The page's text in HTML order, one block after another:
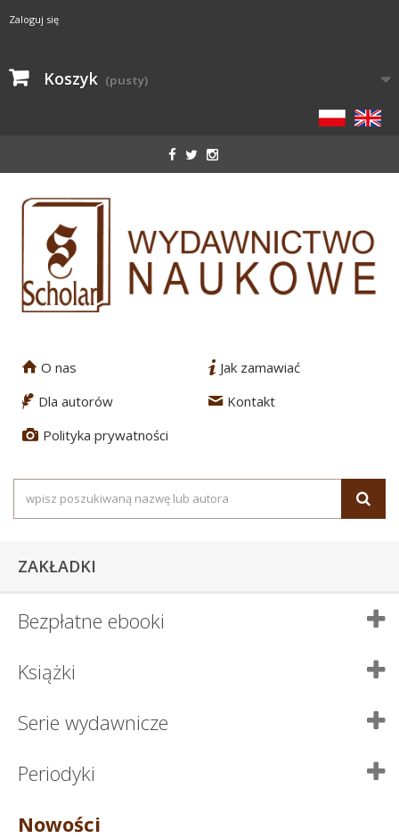
Zaloguj się
Koszyk (pusty)
1 O nas 2 Jak zamawiać
3 Dla autorów 4 Kontakt
5 Polityka prywatności
ZAKŁADKI
Bezpłatne ebooki
Książki
Serie wydawnicze
Periodyki
Nowości